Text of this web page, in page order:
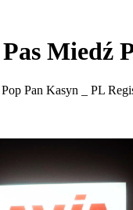
Miedź
Pan Kasyn _ PL